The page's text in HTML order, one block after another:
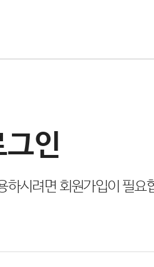
인
하시려면 회원가입이 필요